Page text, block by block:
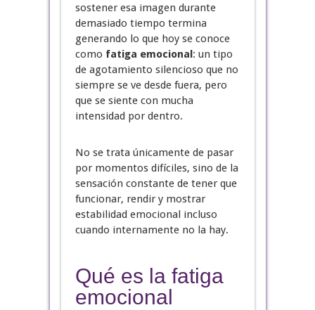
sostener esa imagen durante
demasiado tiempo termina
generando lo que hoy se conoce
como fatiga emocional: un tipo
de agotamiento silencioso que no
siempre se ve desde fuera, pero
que se siente con mucha
intensidad por dentro.
No se trata únicamente de pasar
por momentos difíciles, sino de la
sensación constante de tener que
funcionar, rendir y mostrar
estabilidad emocional incluso
cuando internamente no la hay.
Qué es la fatiga
emocional